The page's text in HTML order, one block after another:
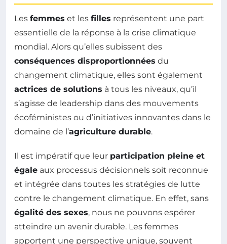
Les femmes et les filles représentent une part
essentielle de la réponse à la crise climatique
mondial. Alors qu’elles subissent des
conséquences disproportionnées du
changement climatique, elles sont également
actrices de solutions à tous les niveaux, qu’il
s’agisse de leadership dans des mouvements
écoféministes ou d’initiatives innovantes dans le
domaine de l’agriculture durable.
Il est impératif que leur participation pleine et
égale aux processus décisionnels soit reconnue
et intégrée dans toutes les stratégies de lutte
contre le changement climatique. En effet, sans
égalité des sexes, nous ne pouvons espérer
atteindre un avenir durable. Les femmes
apportent une perspective unique, souvent